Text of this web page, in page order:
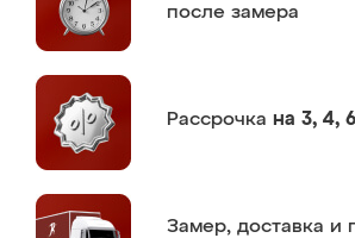
после замера
Рассрочка на 3, 4,
Замер, доставка и